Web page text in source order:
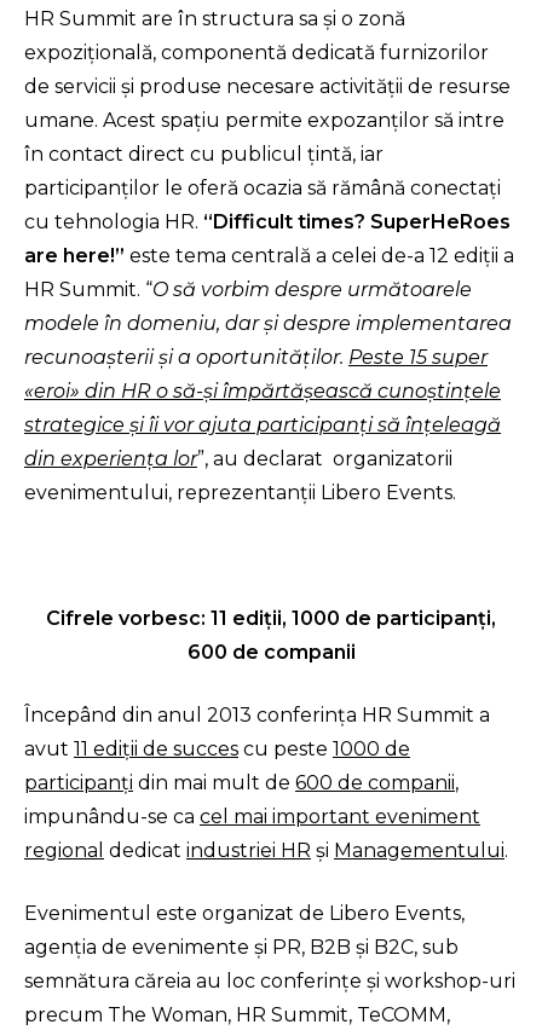
HR Summit are în structura sa și o zonă
expoziţională, componentă dedicată furnizorilor
de servicii şi produse necesare activităţii de resurse
umane. Acest spaţiu permite expozanţilor să intre
în contact direct cu publicul ţintă, iar
participanţilor le oferă ocazia să rămână conectaţi
cu tehnologia HR. “Difficult times? SuperHeRoes
are here!” este tema centrală a celei de-a 12 ediţii a
HR Summit. “O să vorbim despre următoarele
modele în domeniu, dar şi despre implementarea
recunoaşterii şi a oportunităţilor. Peste 15 super
«eroi» din HR o să-şi împărtăşească cunoştinţele
strategice şi îi vor ajuta participanţi să înţeleagă
din experienţa lor”, au declarat organizatorii
evenimentului, reprezentanţii Libero Events.
Cifrele vorbesc: 11 ediţii, 1000 de participanţi,
600 de companii
Începând din anul 2013 conferinţa HR Summit a
avut 11 ediţii de succes cu peste 1000 de
participanţi din mai mult de 600 de companii,
impunându-se ca cel mai important eveniment
regional dedicat industriei HR şi Managementului.
Evenimentul este organizat de Libero Events,
agenția de evenimente și PR, B2B și B2C, sub
semnătura căreia au loc conferințe și workshop-uri
precum The Woman, HR Summit, TeCOMM,